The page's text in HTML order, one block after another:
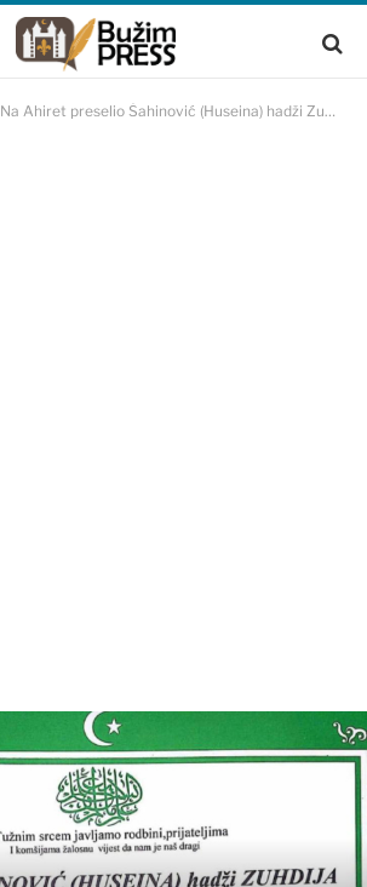
Na Ahiret preselio Šahinović (Huseina) hadži Zuhdija